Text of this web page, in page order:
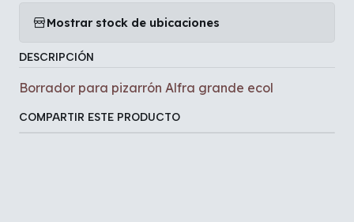
Mostrar stock de ubicaciones
DESCRIPCIÓN
Borrador para pizarrón Alfra grande ecol
COMPARTIR ESTE PRODUCTO